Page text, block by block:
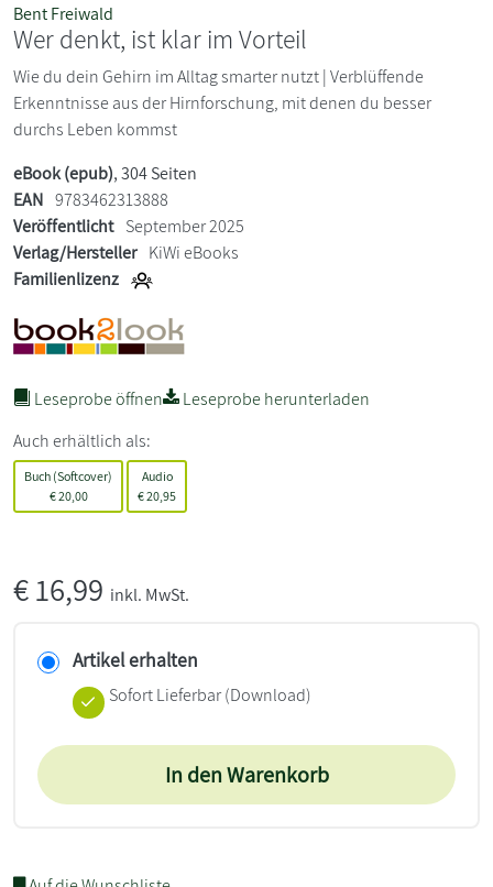
Bent Freiwald
Wer denkt, ist klar im Vorteil
Wie du dein Gehirn im Alltag smarter nutzt | Verblüffende
Erkenntnisse aus der Hirnforschung, mit denen du besser
durchs Leben kommst
eBook (epub), 304 Seiten
EAN 9783462313888
Veröffentlicht September 2025
Verlag/Hersteller KiWi eBooks
Familienlizenz
Leseprobe öffnen
Leseprobe herunterladen
Auch erhältlich als:
Buch (Softcover)
€20,00
Audio
€20,95
€16,99 inkl. MwSt.
Artikel erhalten
Sofort Lieferbar (Download)
In den Warenkorb